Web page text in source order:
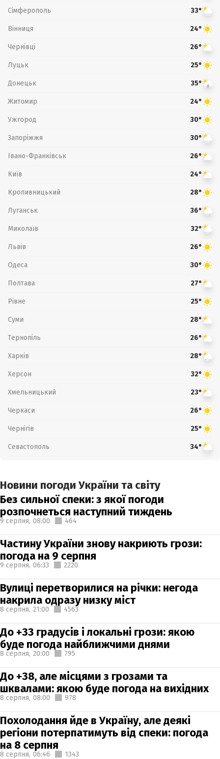
Сімферополь 33°
Вінниця 24°
Чернівці 26°
Луцьк 25°
Донецьк 35°
Житомир 24°
Ужгород 30°
Запоріжжя 30°
Івано-Франківськ 26°
Київ 24°
Кропивницький 28°
Луганськ 36°
Миколаїв 32°
Львів 26°
Одеса 30°
Полтава 27°
Рівне 25°
Суми 28°
Тернопіль 26°
Харків 28°
Херсон 32°
Хмельницький 23°
Черкаси 26°
Чернігів 25°
Севастополь 34°
Новини погоди України та світу
Без сильної спеки: з якої погоди
розпочнеться наступний тиждень
9 серпня, 08:00 464
Частину України знову накриють грози:
погода на 9 серпня
9 серпня, 06:33 2220
Вулиці перетворилися на річки: негода
накрила одразу низку міст
8 серпня, 21:00 4563
До +33 градусів і локальні грози: якою
буде погода найближчими днями
8 серпня, 20:00 795
До +38, але місцями з грозами та
шквалами: якою буде погода на вихідних
8 серпня, 08:00 978
Похолодання йде в Україну, але деякі
регіони потерпатимуть від спеки: погода
на 8 серпня
8 серпня, 06:46 1343